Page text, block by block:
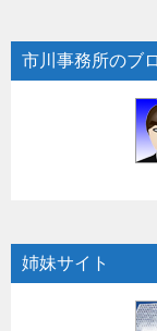
市川事務所のブ
姉妹サイト